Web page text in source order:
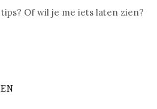
Of wil je me iets laten zien?